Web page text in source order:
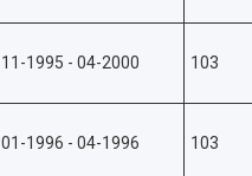
11-1995 - 04-2000 103
01-1996 - 04-1996 103